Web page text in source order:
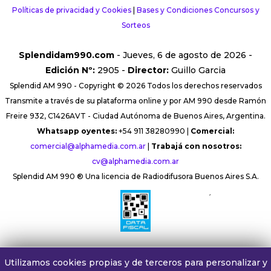
Políticas de privacidad y Cookies| Bases y Condiciones Concursos y
Sorteos
Splendidam990.com - Jueves, 6 de agosto de 2026 -
Edición Nº: 2905 - Director: Guillo Garcia
Splendid AM 990 - Copyright © 2026 Todos los derechos reservados
Transmite a través de su plataforma online y por AM 990 desde Ramón
Freire 932, C1426AVT - Ciudad Autónoma de Buenos Aires, Argentina.
Whatsapp oyentes: +54 911 38280990 | Comercial:
comercial@alphamedia.com.ar| Trabajá con nosotros:
cv@alphamedia.com.ar
Splendid AM 990 ® Una licencia de Radiodifusora Buenos Aires S.A.
´
Utilizamos cookies propias y de terceros para personalizar y